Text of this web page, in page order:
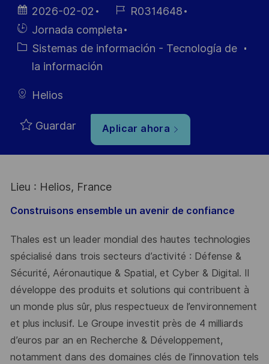
Fecha de
publicación
2026-02-02
ID de
empleo
R0314648
Hiring
Type
Jornada completa
Categoría
Sistemas de información - Tecnología de
la información
Helios
Guardar Aplicar ahora
Lieu : Helios, France
Construisons ensemble un avenir de confiance
Thales est un leader mondial des hautes technologies
spécialisé dans trois secteurs d’activité : Défense &
Sécurité, Aéronautique & Spatial, et Cyber & Digital. Il
développe des produits et solutions qui contribuent à
un monde plus sûr, plus respectueux de l’environnement
et plus inclusif. Le Groupe investit près de 4 milliards
d’euros par an en Recherche & Développement,
notamment dans des domaines clés de l’innovation tels